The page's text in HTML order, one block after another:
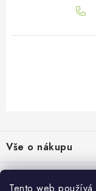
p
a
Vše o nákupu
Doprava a platba